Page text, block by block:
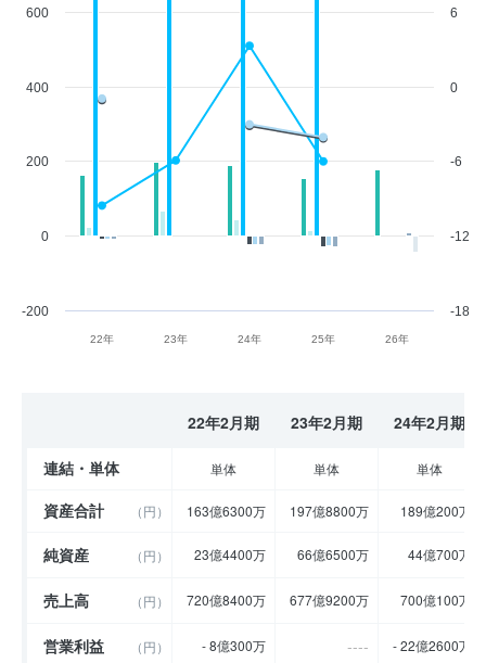
22年 23年 24年 25年 26年
-200
0
200
400
600
-18
-12
-6
0
6
22年2月期 23年2月期 24年2月期
連結・単体 単体 単体 単体
資産合計 （円） 163億6300万 197億8800万 189億200万
純資産 （円） 23億4400万 66億6500万 44億700万
売上高 （円） 720億8400万 677億9200万 700億100万
営業利益 （円） - 8億300万 ---- - 22億2600万